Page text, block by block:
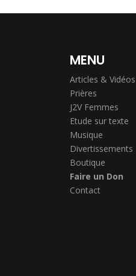
MENU
Articles & Vidéos
Prières
J2V Femmes
Etude sur texte
Musique
Divertissements
Boutique
Faire un Don
Contact